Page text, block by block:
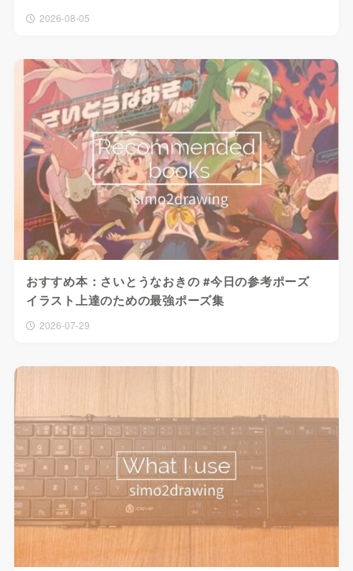
2026-08-05
おすすめ本：さいとうなおきの #今日の参考ポーズ
イラスト上達のための最強ポーズ集
2026-07-29